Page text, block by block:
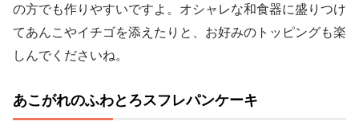
の方でも作りやすいですよ。オシャレな和食器に盛りつけ
てあんこやイチゴを添えたりと、お好みのトッピングも楽
しんでくださいね。
あこがれのふわとろスフレパンケーキ